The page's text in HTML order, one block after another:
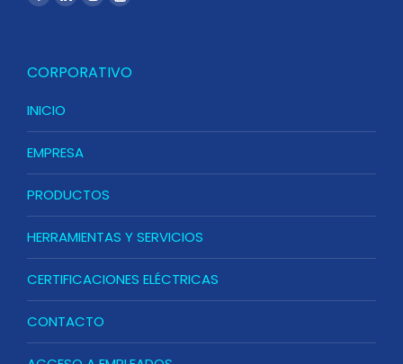
CORPORATIVO
INICIO
EMPRESA
PRODUCTOS
HERRAMIENTAS Y SERVICIOS
CERTIFICACIONES ELÉCTRICAS
CONTACTO